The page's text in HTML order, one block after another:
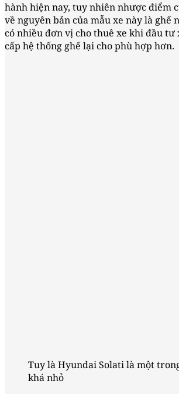
hành hiện nay, tuy nhiên nhược điểm
về nguyên bản của mẫu xe này là ghế
có nhiều đơn vị cho thuê xe khi đầu tư
cấp hệ thống ghế lại cho phù hợp hơn.
Tuy là Hyundai Solati là một
khá nhỏ